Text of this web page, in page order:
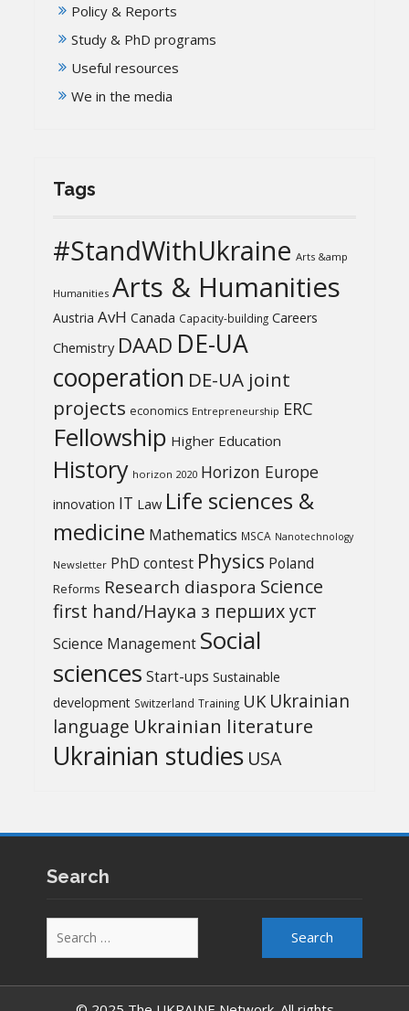
Policy & Reports
Study & PhD programs
Useful resources
We in the media
Tags
#StandWithUkraine Arts &amp
Humanities Arts & Humanities
Austria AvH Canada Capacity-building Careers
Chemistry DAAD DE-UA
cooperation DE-UA joint
projects economics Entrepreneurship ERC
Fellowship Higher Education
History horizon 2020 Horizon Europe
innovation IT Law Life sciences &
medicine Mathematics MSCA Nanotechnology
Newsletter PhD contest Physics Poland
Reforms Research diaspora Science
first hand/Наука з перших уcт
Science Management Social
sciences Start-ups Sustainable
development Switzerland Training UK Ukrainian
language Ukrainian literature
Ukrainian studies USA
Search
for: